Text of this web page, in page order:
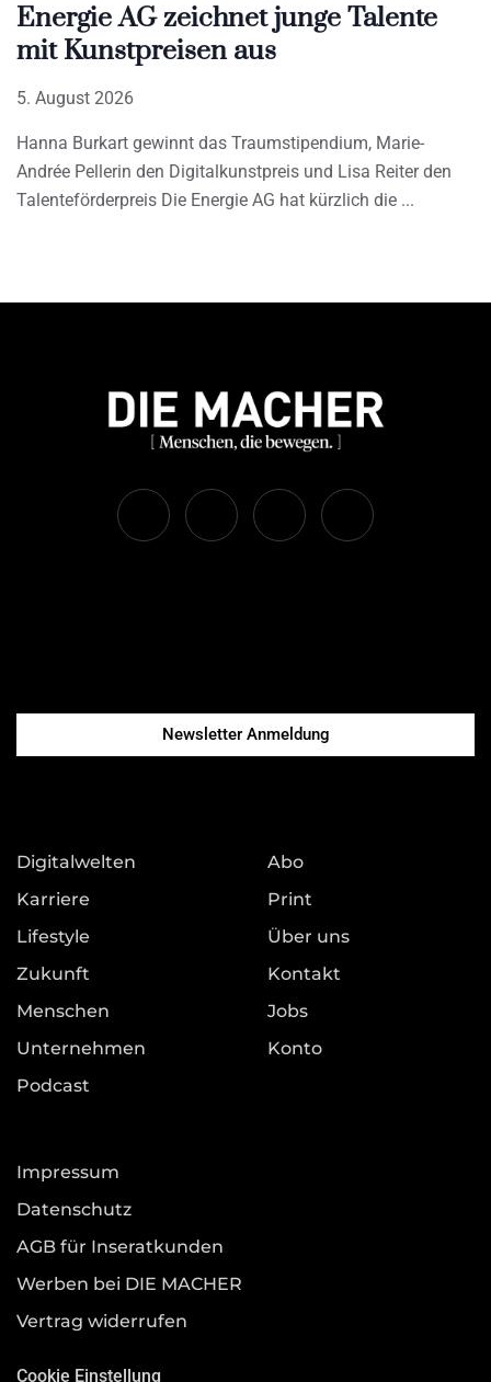
Energie AG zeichnet junge Talente
mit Kunstpreisen aus
5. August 2026
Hanna Burkart gewinnt das Traumstipendium, Marie-
Andrée Pellerin den Digitalkunstpreis und Lisa Reiter den
Talenteförderpreis Die Energie AG hat kürzlich die
Newsletter Anmeldung
Digitalwelten
Karriere
Lifestyle
Zukunft
Menschen
Unternehmen
Podcast
Abo
Print
Über uns
Kontakt
Jobs
Konto
Impressum
Datenschutz
AGB für Inseratkunden
Werben bei DIE MACHER
Vertrag widerrufen
Cookie Einstellung